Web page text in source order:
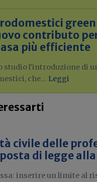
contributo
più efficiente
studio l'introduzione di
che... Leggi
civile delle
di legge alla
inserire un limite al